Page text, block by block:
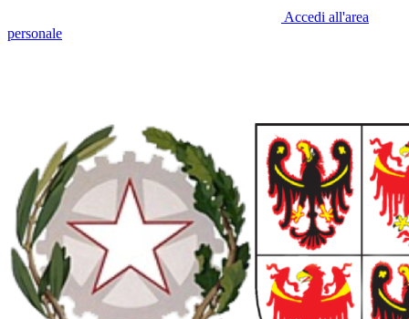
Accedi all'area
personale